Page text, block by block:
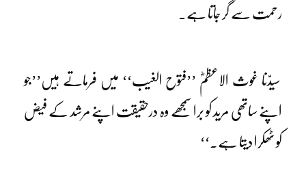
رحمت سے گر جاتا ہے۔
سیدّنا غوث الاعظمؓ ’’فتوح الغیب‘‘ میں فرماتے ہیں’’جو
اپنے ساتھی مرید کو برا سمجھے وہ درحقیقت اپنے مرشد کے فیض
کو ٹھکرا دیتا ہے۔‘‘